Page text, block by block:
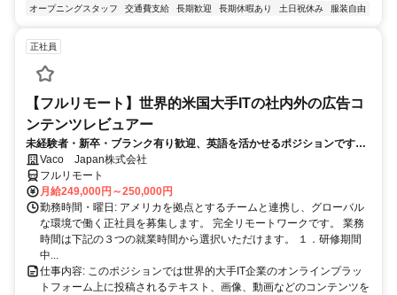
オープニングスタッフ
交通費支給 長期歓迎 長期休暇あり 土日祝休み 服装自由
正社員
【フルリモート】世界的米国大手ITの社内外の広告コ
ンテンツレビュアー
未経験者・新卒・ブランク有り歓迎、英語を活かせるポジションです。
完全リモート
Vaco Japan株式会社
フルリモート
月給249,000円～250,000円
勤務時間・曜日: アメリカを拠点とするチームと連携し、グローバル
な環境で働く正社員を募集します。 完全リモートワークです。 業務
時間は下記の３つの就業時間から選択いただけます。 １．研修期間
中...
仕事内容: このポジションでは世界的大手IT企業のオンラインプラッ
トフォーム上に投稿されるテキスト、画像、動画などのコンテンツを